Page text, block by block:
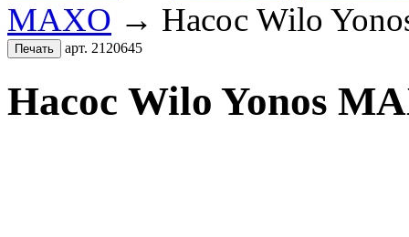
MAXO → Насос Wilo
арт. 2120645
Насос Wilo Yonos